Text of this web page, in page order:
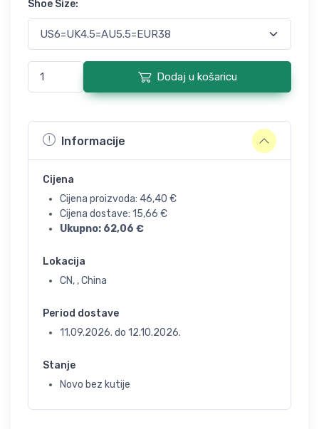
Shoe Size:
Dodaj u košaricu
Informacije
Cijena
Cijena proizvoda: 46,40 €
Cijena dostave: 15,66 €
Ukupno: 62,06 €
Lokacija
CN, , China
Period dostave
11.09.2026. do 12.10.2026.
Stanje
Novo bez kutije